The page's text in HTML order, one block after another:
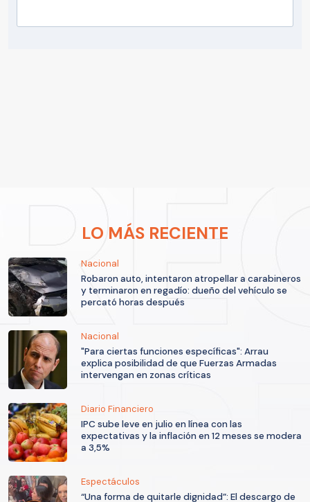
LO MÁS RECIENTE
Nacional
Robaron auto, intentaron atropellar a carabineros
y terminaron en regadío: dueño del vehículo se
percató horas después
Nacional
"Para ciertas funciones específicas": Arrau
explica posibilidad de que Fuerzas Armadas
intervengan en zonas críticas
Diario Financiero
IPC sube leve en julio en línea con las
expectativas y la inflación en 12 meses se modera
a 3,5%
Espectáculos
“Una forma de quitarle dignidad”: El descargo de